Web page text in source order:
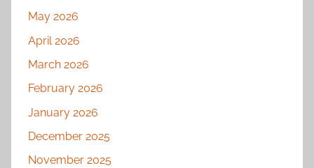
May 2026
April 2026
March 2026
February 2026
January 2026
December 2025
November 2025